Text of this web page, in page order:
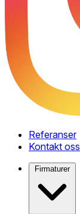
Referanser
Kontakt oss
Firmaturer